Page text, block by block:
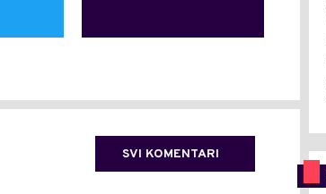
SVI KOMENTARI